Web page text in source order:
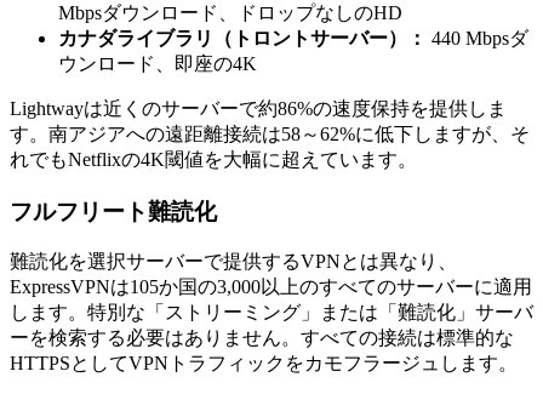
Mbpsダウンロード、ドロップなしのHD
カナダライブラリ（トロントサーバー）： 440 Mbpsダ
ウンロード、即座の4K
Lightwayは近くのサーバーで約86%の速度保持を提供しま
す。南アジアへの遠距離接続は58～62%に低下しますが、そ
れでもNetflixの4K閾値を大幅に超えています。
フルフリート難読化
難読化を選択サーバーで提供するVPNとは異なり、
ExpressVPNは105か国の3,000以上のすべてのサーバーに適用
します。特別な「ストリーミング」または「難読化」サーバ
ーを検索する必要はありません。すべての接続は標準的な
HTTPSとしてVPNトラフィックをカモフラージュします。